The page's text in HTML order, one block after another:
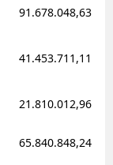
91.678.048,63
41.453.711,11
21.810.012,96
65.840.848,24